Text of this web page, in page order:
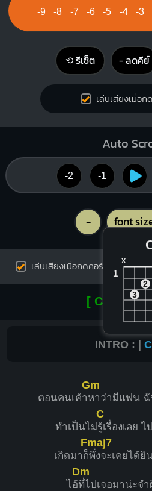
-9 -8 -7 -6 -5 -4 -3
⟲ รีเซ็ต − ลดคีย์
เล่นเสียงเมื่อ
Auto
-2 -1
- font
เล่นเสียงเมื่อกดคอร์ด กีต้าร์
[ Capo on
INTRO : | C
X
1
2
3
ตอนคนเค้า
Gm
หาว่ามีแฟน ฉั
ทำเป็นไม่
C
รู้เรื่องเลย
เกิดมาก็
Fmaj7
พึ่งจะเคยได้ยิ
ไอ้
Dm
ที่ไปเจอมาน่ะจำ